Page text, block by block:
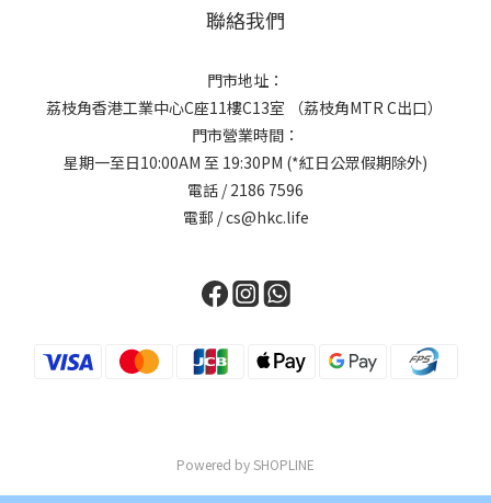
聯絡我們
門市地址：
荔枝角香港工業中心C座11樓C13室 （荔枝角MTR C出口）
門市營業時間：
星期一至日10:00AM 至 19:30PM (*紅日公眾假期除外)
電話 / 2186 7596
電郵 / cs@hkc.life
Powered by SHOPLINE